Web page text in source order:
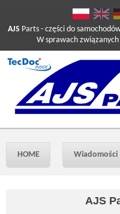
AJS Parts - części do
W sprawach związanych z
HOME Wiadomości
AJS